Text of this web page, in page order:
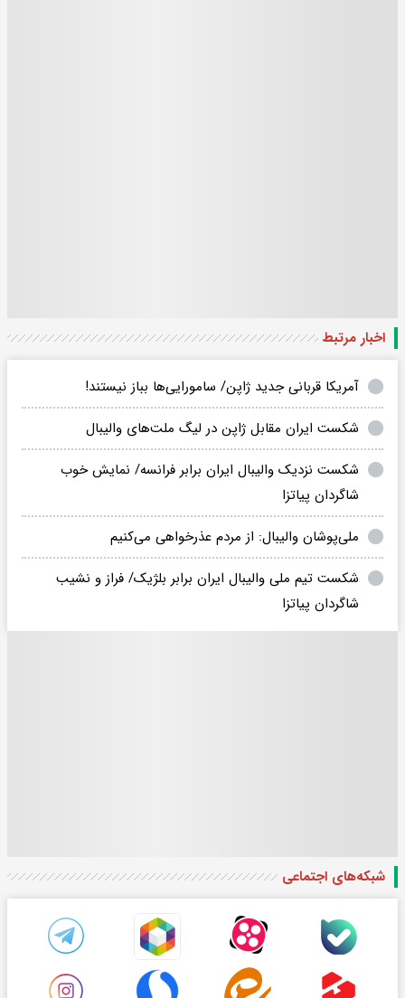
اخبار مرتبط
آمریکا قربانی جدید ژاپن/ سامورایی‌ها بباز نیستند!
شکست ایران مقابل ژاپن در لیگ ملت‌های والیبال
شکست نزدیک والیبال ایران برابر فرانسه/ نمایش خوب
شاگردان پیاتزا
ملی‌پوشان والیبال: از مردم عذرخواهی می‌کنیم
شکست تیم ملی والیبال ایران برابر بلژیک/ فراز و نشیب
شاگردان پیاتزا
شبکه‌های اجتماعی